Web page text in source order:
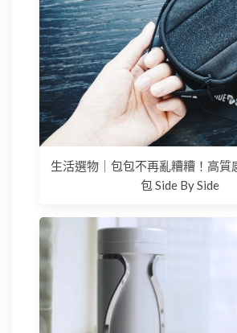
生活選物｜包包不再亂糟糟！高質
包 Side By Side